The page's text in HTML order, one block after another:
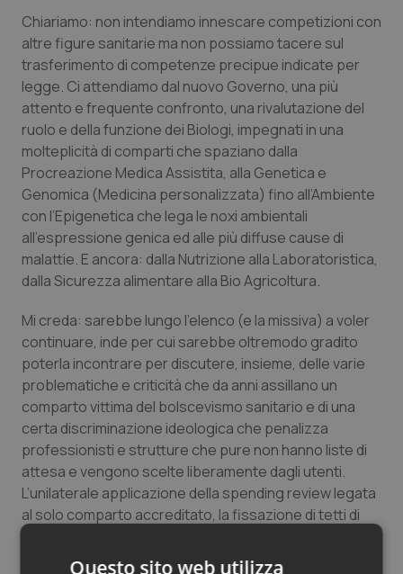
Quotidiano Oncologia
Quotidiano Pediatria
Rene & patologie urogenitali
Salute orale & impianti
Sangue & coagulazione
Tiroide
Tumore al seno
Tumore ovarico
Tumori del Polmone & Testa Collo
Tumori gastrointestinali
Ulcera & Reflusso
Vaccini
Chiariamo: non intendiamo innescare competizioni con
altre figure sanitarie ma non possiamo tacere sul
trasferimento di competenze precipue indicate per
legge. Ci attendiamo dal nuovo Governo, una più
attento e frequente confronto, una rivalutazione del
ruolo e della funzione dei Biologi, impegnati in una
molteplicità di comparti che spaziano dalla
Procreazione Medica Assistita, alla Genetica e
Genomica (Medicina personalizzata) fino all’Ambiente
con l’Epigenetica che lega le noxi ambientali
all’espressione genica ed alle più diffuse cause di
malattie. E ancora: dalla Nutrizione alla Laboratoristica,
dalla Sicurezza alimentare alla Bio Agricoltura.
Mi creda: sarebbe lungo l’elenco (e la missiva) a voler
continuare, inde per cui sarebbe oltremodo gradito
poterla incontrare per discutere, insieme, delle varie
problematiche e criticità che da anni assillano un
comparto vittima del bolscevismo sanitario e di una
certa discriminazione ideologica che penalizza
professionisti e strutture che pure non hanno liste di
attesa e vengono scelte liberamente dagli utenti.
L’unilaterale applicazione della spending review legata
al solo comparto accreditato, la fissazione di tetti di
sanitario), determinano un surrettizio sviamento del
Questo sito web utilizza